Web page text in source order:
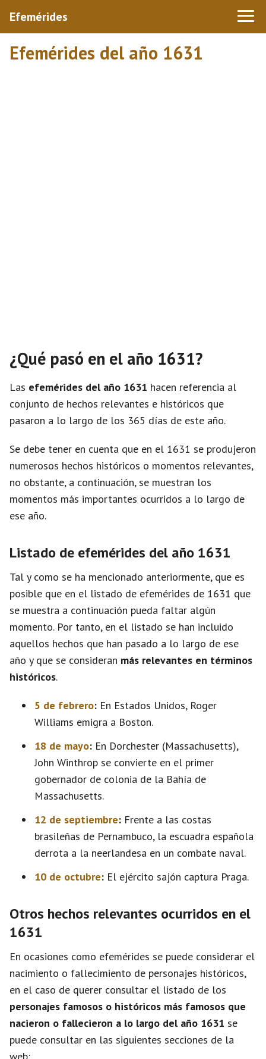
Efemérides
Efemérides del año 1631
¿Qué pasó en el año 1631?
Las efemérides del año 1631 hacen referencia al
conjunto de hechos relevantes e históricos que
pasaron a lo largo de los 365 días de este año.
Se debe tener en cuenta que en el 1631 se produjeron
numerosos hechos históricos o momentos relevantes,
no obstante, a continuación, se muestran los
momentos más importantes ocurridos a lo largo de
ese año.
Listado de efemérides del año 1631
Tal y como se ha mencionado anteriormente, que es
posible que en el listado de efemérides de 1631 que
se muestra a continuación pueda faltar algún
momento. Por tanto, en el listado se han incluido
aquellos hechos que han pasado a lo largo de ese
año y que se consideran más relevantes en términos
históricos.
5 de febrero: En Estados Unidos, Roger
Williams emigra a Boston.
18 de mayo: En Dorchester (Massachusetts),
John Winthrop se convierte en el primer
gobernador de colonia de la Bahía de
Massachusetts.
12 de septiembre: Frente a las costas
brasileñas de Pernambuco, la escuadra española
derrota a la neerlandesa en un combate naval.
10 de octubre: El ejército sajón captura Praga.
Otros hechos relevantes ocurridos en el
1631
En ocasiones como efemérides se puede considerar el
nacimiento o fallecimiento de personajes históricos,
en el caso de querer consultar el listado de los
personajes famosos o históricos más famosos que
nacieron o fallecieron a lo largo del año 1631 se
puede consultar en las siguientes secciones de la